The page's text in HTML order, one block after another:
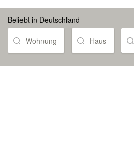
Beliebt in Deutschland
Wohnung Haus